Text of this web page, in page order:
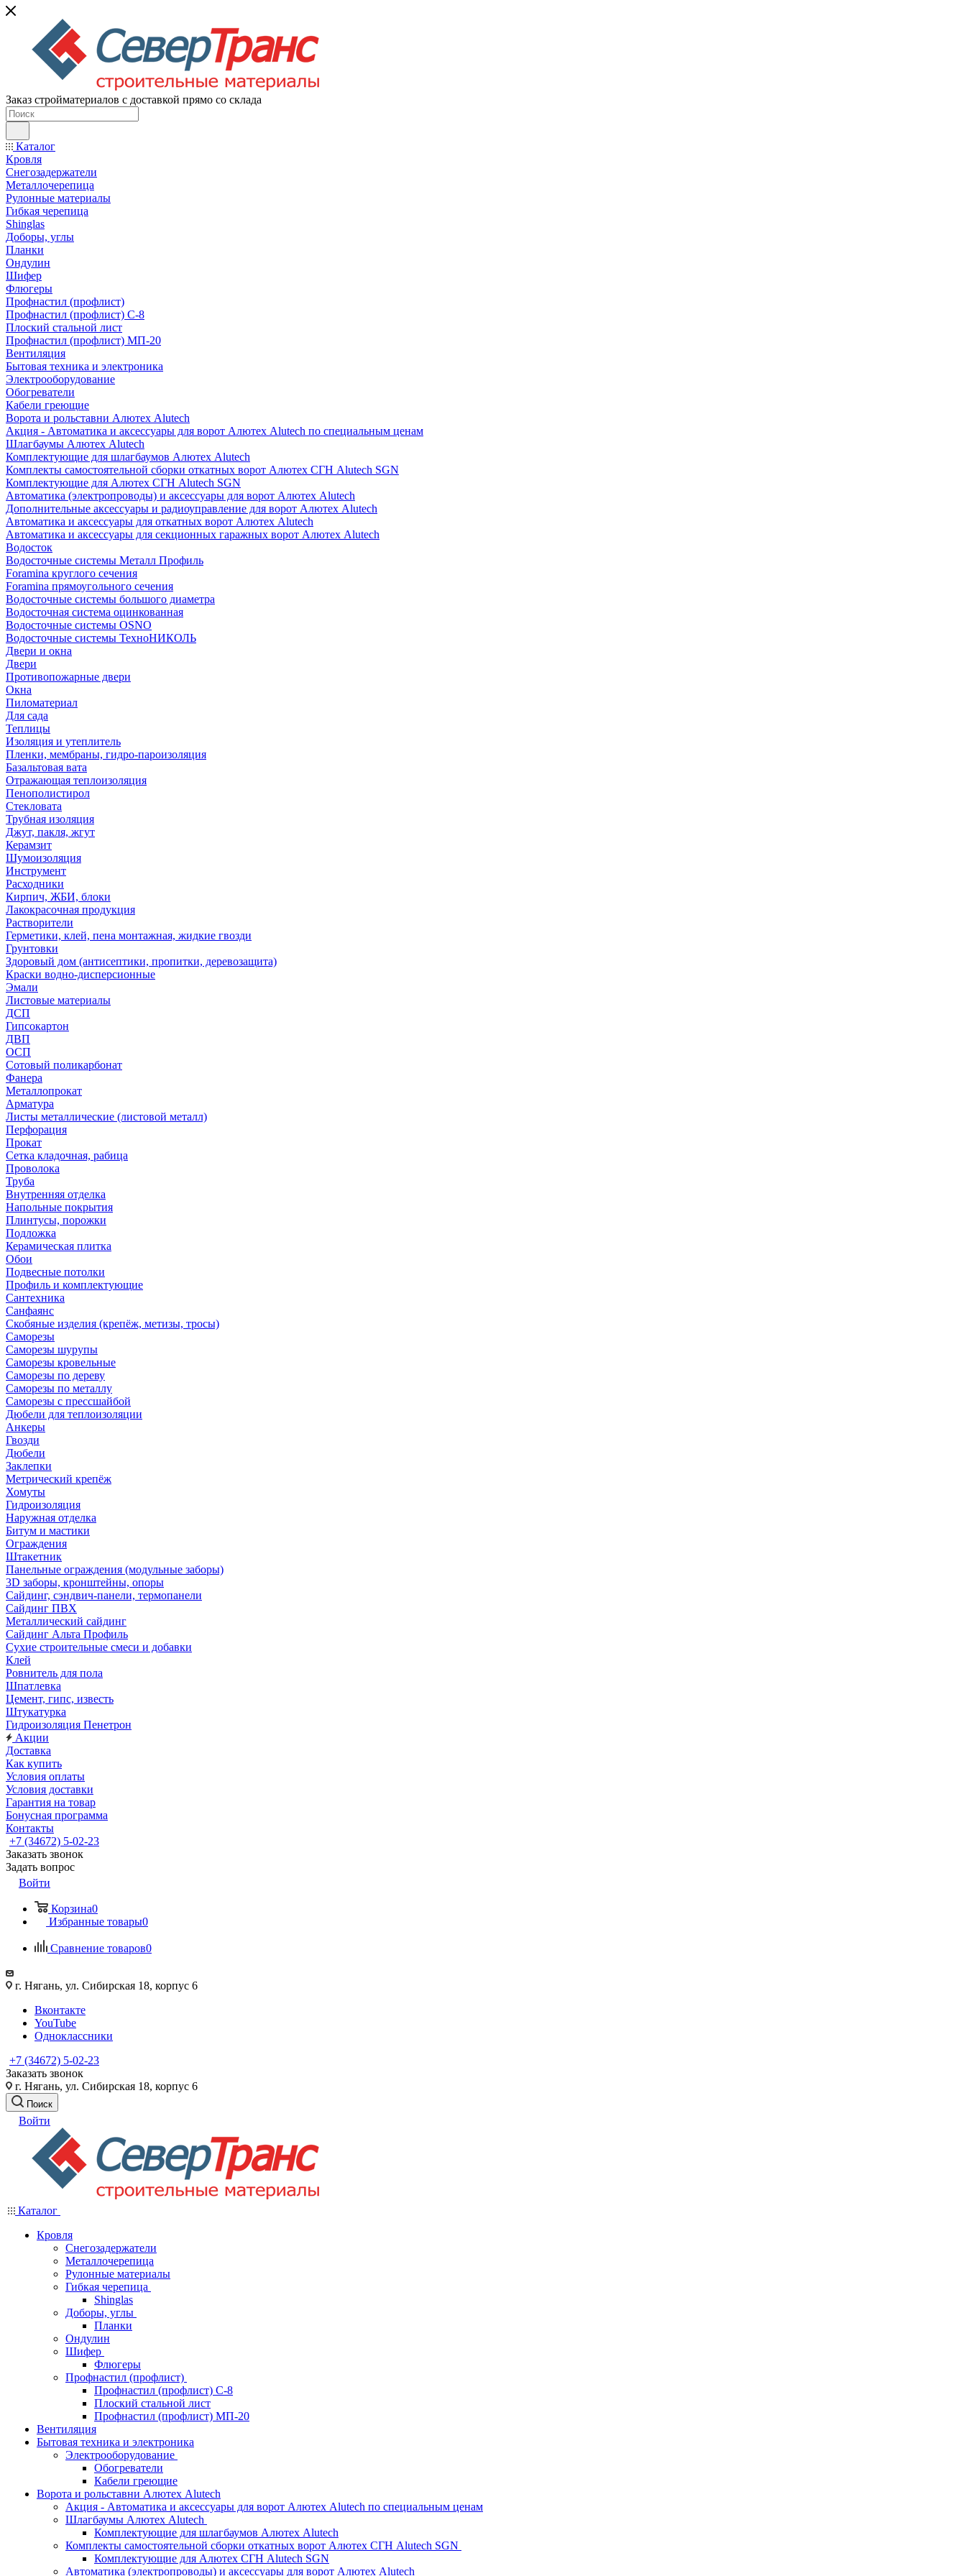
Заказ стройматериалов с доставкой прямо со склада
Каталог
Кровля
Снегозадержатели
Металлочерепица
Рулонные материалы
Гибкая черепица
Shinglas
Доборы, углы
Планки
Ондулин
Шифер
Флюгеры
Профнастил (профлист)
Профнастил (профлист) С-8
Плоский стальной лист
Профнастил (профлист) МП-20
Вентиляция
Бытовая техника и электроника
Электрооборудование
Обогреватели
Кабели греющие
Ворота и рольставни Алютех Alutech
Акция - Автоматика и аксессуары для ворот Алютех Alutech по специальным ценам
Шлагбаумы Алютех Alutech
Комплектующие для шлагбаумов Алютех Alutech
Комплекты самостоятельной сборки откатных ворот Алютех СГН Alutech SGN
Комплектующие для Алютех СГН Alutech SGN
Автоматика (электропроводы) и аксессуары для ворот Алютех Alutech
Дополнительные аксессуары и радиоуправление для ворот Алютех Alutech
Автоматика и аксессуары для откатных ворот Алютех Alutech
Автоматика и аксессуары для секционных гаражных ворот Алютех Alutech
Водосток
Водосточные системы Металл Профиль
Foramina круглого сечения
Foramina прямоугольного сечения
Водосточные системы большого диаметра
Водосточная система оцинкованная
Водосточные системы OSNO
Водосточные системы ТехноНИКОЛЬ
Двери и окна
Двери
Противопожарные двери
Окна
Пиломатериал
Для сада
Теплицы
Изоляция и утеплитель
Пленки, мембраны, гидро-пароизоляция
Базальтовая вата
Отражающая теплоизоляция
Пенополистирол
Стекловата
Трубная изоляция
Джут, пакля, жгут
Керамзит
Шумоизоляция
Инструмент
Расходники
Кирпич, ЖБИ, блоки
Лакокрасочная продукция
Растворители
Герметики, клей, пена монтажная, жидкие гвозди
Грунтовки
Здоровый дом (антисептики, пропитки, деревозащита)
Краски водно-дисперсионные
Эмали
Листовые материалы
ДСП
Гипсокартон
ДВП
ОСП
Сотовый поликарбонат
Фанера
Металлопрокат
Арматура
Листы металлические (листовой металл)
Перфорация
Прокат
Сетка кладочная, рабица
Проволока
Труба
Внутренняя отделка
Напольные покрытия
Плинтусы, порожки
Подложка
Керамическая плитка
Обои
Подвесные потолки
Профиль и комплектующие
Сантехника
Санфаянс
Скобяные изделия (крепёж, метизы, тросы)
Саморезы
Саморезы шурупы
Саморезы кровельные
Саморезы по дереву
Саморезы по металлу
Саморезы с прессшайбой
Дюбели для теплоизоляции
Анкеры
Гвозди
Дюбели
Заклепки
Метрический крепёж
Хомуты
Гидроизоляция
Наружная отделка
Битум и мастики
Ограждения
Штакетник
Панельные ограждения (модульные заборы)
3D заборы, кронштейны, опоры
Cайдинг, сэндвич-панели, термопанели
Сайдинг ПВХ
Металлический сайдинг
Сайдинг Альта Профиль
Сухие строительные смеси и добавки
Клей
Ровнитель для пола
Шпатлевка
Цемент, гипс, известь
Штукатурка
Гидроизоляция Пенетрон
Акции
Доставка
Как купить
Условия оплаты
Условия доставки
Гарантия на товар
Бонусная программа
Контакты
+7 (34672) 5-02-23
Заказать звонок
Задать вопрос
Войти
Корзина0
Избранные товары0
Сравнение товаров0
г. Нягань, ул. Сибирская 18, корпус 6
Вконтакте
YouTube
Одноклассники
+7 (34672) 5-02-23
Заказать звонок
г. Нягань, ул. Сибирская 18, корпус 6
Поиск
Войти
Каталог
Кровля
Снегозадержатели
Металлочерепица
Рулонные материалы
Гибкая черепица
Shinglas
Доборы, углы
Планки
Ондулин
Шифер
Флюгеры
Профнастил (профлист)
Профнастил (профлист) С-8
Плоский стальной лист
Профнастил (профлист) МП-20
Вентиляция
Бытовая техника и электроника
Электрооборудование
Обогреватели
Кабели греющие
Ворота и рольставни Алютех Alutech
Акция - Автоматика и аксессуары для ворот Алютех Alutech по специальным ценам
Шлагбаумы Алютех Alutech
Комплектующие для шлагбаумов Алютех Alutech
Комплекты самостоятельной сборки откатных ворот Алютех СГН Alutech SGN
Комплектующие для Алютех СГН Alutech SGN
Автоматика (электропроводы) и аксессуары для ворот Алютех Alutech